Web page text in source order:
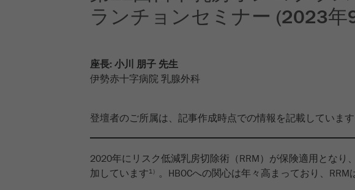
ランチョンセミナー (2023年
座長: 小川 朋子 先生
伊勢赤十字病院 乳腺外科
登壇者のご所属は、記事作成時点での情報を記載しています
2020年にリスク低減乳房切除術（RRM）が保険適用となり
加しています1） 。HBOCへの関心は年々高まっており、